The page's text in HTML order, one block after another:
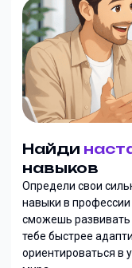
Найди
навыков
Определи свои
навыки в профессии
сможешь развивать
тебе быстрее
ориентироваться в